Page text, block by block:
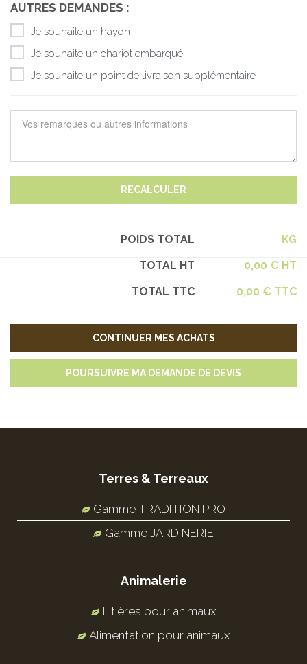
AUTRES DEMANDES :
Je souhaite un hayon
Je souhaite un chariot embarqué
Je souhaite un point de livraison supplémentaire
RECALCULER
POIDS TOTAL
KG
TOTAL HT
0,00 € HT
TOTAL TTC
0,00 € TTC
CONTINUER MES ACHATS
POURSUIVRE MA DEMANDE DE DEVIS
Terres & Terreaux
Gamme TRADITION PRO
Gamme JARDINERIE
Animalerie
Litières pour animaux
Alimentation pour animaux